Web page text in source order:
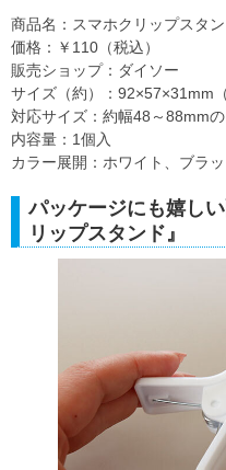
商品名：スマホクリップスタン
価格：￥110（税込）
販売ショップ：ダイソー
サイズ（約）：92×57×31mm（
対応サイズ：約幅48～88mm
内容量：1個入
カラー展開：ホワイト、ブラッ
パッケージにも嬉し
リップスタンド』